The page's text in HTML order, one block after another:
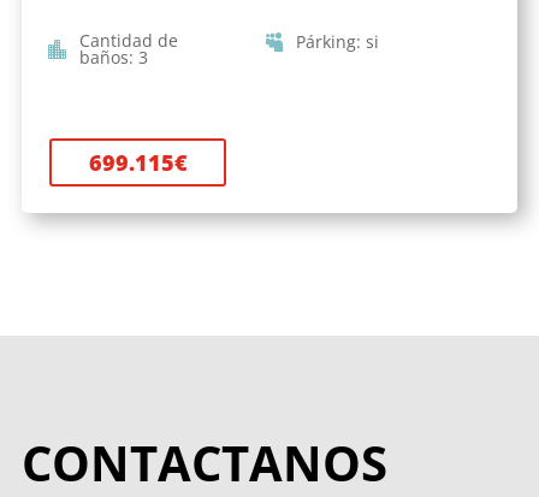
Cantidad de
baños: 3
Párking: si
699.115€
CONTACTANOS